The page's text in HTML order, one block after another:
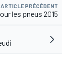
ARTICLE PRÉCÉDENT
les pneus 2015